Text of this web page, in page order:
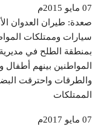
07 مايو 2015م
صعدة: طيران العدوان
سيارات وممتلكات
بمنطقة الطلح في
المواطنين بينهم أطفال
والطرقات واحترقت
الممتلكات
07 مايو 2017م